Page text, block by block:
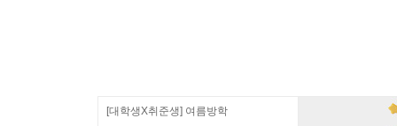
[대학생X취준생] 여름방학